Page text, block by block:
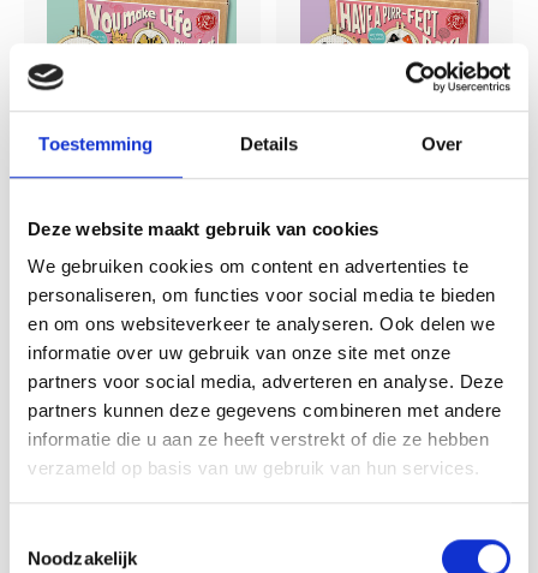
Toestemming Details Over
Deze website maakt gebruik van cookies
We gebruiken cookies om content en advertenties te
personaliseren, om functies voor social media te bieden
en om ons websiteverkeer te analyseren. Ook delen we
informatie over uw gebruik van onze site met onze
partners voor social media, adverteren en analyse. Deze
partners kunnen deze gegevens combineren met andere
informatie die u aan ze heeft verstrekt of die ze hebben
verzameld op basis van uw gebruik van hun services.
Noodzakelijk
Borduurpakket
make Life Purr-fect
- The Crafty Kit
Company
Compleet pakketje met DMC
borduurgarens. Inclusief de
benodigde borduurstof, garens,
patroon, naald en beschrijving.
Dit pakket is verpakt in een
kartonnen verpakking en is
zorgvuldig ontworpen om een ​​
praktische, karaktervolle
Deliverytime
Borduurpakket
Purr-fect Day! - The
Crafty Kit Company
Compleet pakketje met DMC
borduurgarens. Inclusief de
patroon, naald en beschrijving.
Dit pakket is verpakt in een
kartonnen verpakking en is
zorgvuldig ontworpen om een ​​
praktische, karaktervolle
Deliverytime